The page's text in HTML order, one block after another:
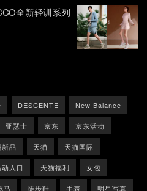
全新轻训系列
DESCENTE New Balance
亚瑟士 京东 京东活动
新品 天猫 天猫国际
入口 天猫福利 女包
马 徒步鞋 手表 明星写真